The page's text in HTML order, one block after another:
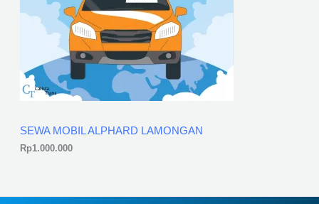
SEWA MOBIL ALPHARD LAMONGAN
Rp1.000.000